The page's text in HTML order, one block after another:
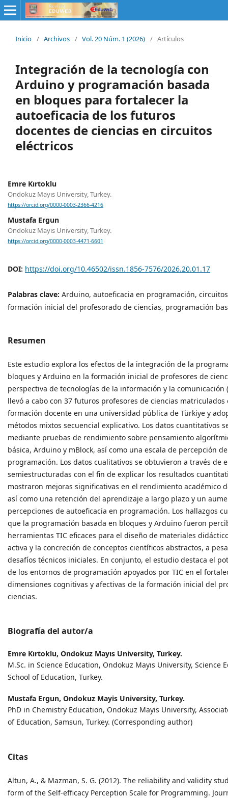
Inicio / Archivos / Vol. 20 Núm. 1 (2026) / Artículos
Integración de la tecnología con
Arduino y programación basada
en bloques para fortalecer la
autoeficacia de los futuros
docentes de ciencias en circuitos
eléctricos
Emre Kırtoklu
Ondokuz Mayıs University, Turkey.
https://orcid.org/0000-0003-2366-4216
Mustafa Ergun
Ondokuz Mayis University, Turkey.
https://orcid.org/0000-0003-4471-6601
DOI: https://doi.org/10.46502/issn.1856-7576/2026.20.01.17
Palabras clave: Arduino, autoeficacia en programación,
formación inicial del profesorado de ciencias, programación
Resumen
Este estudio explora los efectos de la integración de la
bloques y Arduino en la formación inicial de profesores de
perspectiva de tecnologías de la información y la comunicación
llevó a cabo con 37 futuros profesores de ciencias
formación docente en una universidad pública de Türkiye y
métodos mixtos secuencial explicativo. Los datos cuantitativos
mediante pruebas de rendimiento sobre pensamiento
básica, Arduino y mBlock, así como una escala de percepción
programación. Los datos cualitativos se obtuvieron a través de
semiestructuradas con el fin de explicar los resultados
mostraron mejoras significativas en el rendimiento académico
así como una retención del aprendizaje a largo plazo y un
percepciones de autoeficacia en programación. Los hallazgos
que la programación basada en bloques y Arduino fueron
herramientas TIC eficaces para el diseño de materiales
activa y la concreción de conceptos científicos abstractos, a
desafíos técnicos iniciales. En conjunto, el estudio destaca el
de los entornos de programación apoyados por TIC en el
dimensiones cognitivas y afectivas de la formación inicial del
ciencias.
Biografía del autor/a
Emre Kırtoklu, Ondokuz Mayıs University, Turkey.
M.Sc. in Science Education, Ondokuz Mayıs University, Science
School of Education, Turkey.
Mustafa Ergun, Ondokuz Mayis University, Turkey.
PhD in Chemistry Education, Ondokuz Mayis University,
of Education, Samsun, Turkey. (Corresponding author)
Citas
Altun, A., & Mazman, S. G. (2012). The reliability and validity
form of the Self-efficacy Perception Scale for Programming.